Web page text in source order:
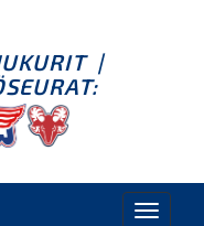
|
Toggle